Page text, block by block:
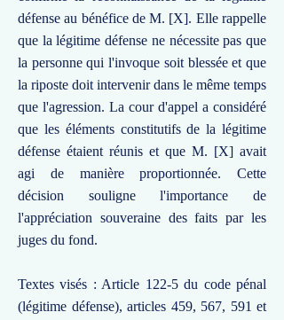
défense au bénéfice de M. [X]. Elle rappelle
que la légitime défense ne nécessite pas que
la personne qui l'invoque soit blessée et que
la riposte doit intervenir dans le même temps
que l'agression. La cour d'appel a considéré
que les éléments constitutifs de la légitime
défense étaient réunis et que M. [X] avait
agi de manière proportionnée. Cette
décision souligne l'importance de
l'appréciation souveraine des faits par les
juges du fond.
Textes visés : Article 122-5 du code pénal
(légitime défense), articles 459, 567, 591 et